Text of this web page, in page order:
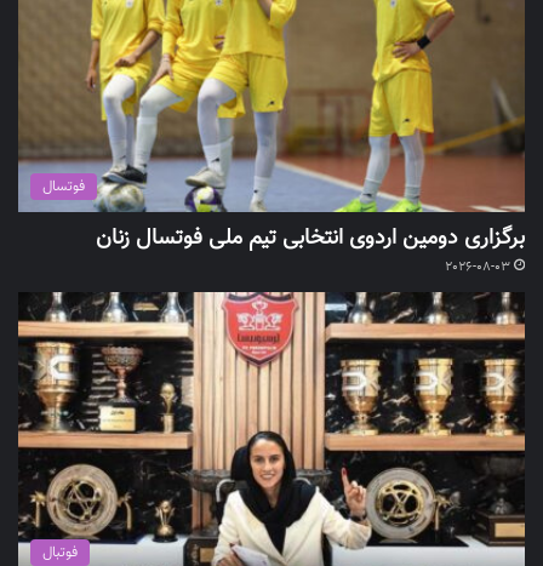
فوتسال
برگزاری دومین اردوی انتخابی تیم ملی فوتسال زنان
2026-08-03
فوتبال